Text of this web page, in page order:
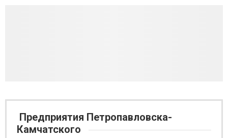
Предприятия Петропавловска-
Камчатского